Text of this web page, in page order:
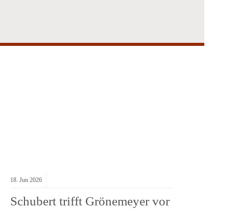
18. Jun 2026
Schubert trifft Grönemeyer vor